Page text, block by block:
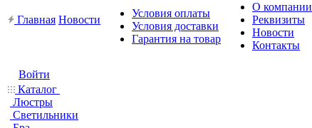
Главная Новости
Условия оплаты
Условия доставки
Гарантия на товар
О компании
Реквизиты
Новости
Контакты
Войти
Каталог
Люстры
Светильники